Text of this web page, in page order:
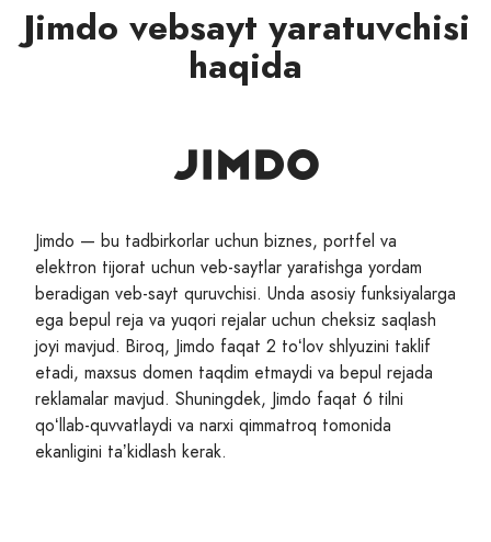
Jimdo vebsayt yaratuvchisi
haqida
Jimdo — bu tadbirkorlar uchun biznes, portfel va
elektron tijorat uchun veb-saytlar yaratishga yordam
beradigan veb-sayt quruvchisi. Unda asosiy funksiyalarga
ega bepul reja va yuqori rejalar uchun cheksiz saqlash
joyi mavjud. Biroq, Jimdo faqat 2 toʻlov shlyuzini taklif
etadi, maxsus domen taqdim etmaydi va bepul rejada
reklamalar mavjud. Shuningdek, Jimdo faqat 6 tilni
qoʻllab-quvvatlaydi va narxi qimmatroq tomonida
ekanligini taʼkidlash kerak.